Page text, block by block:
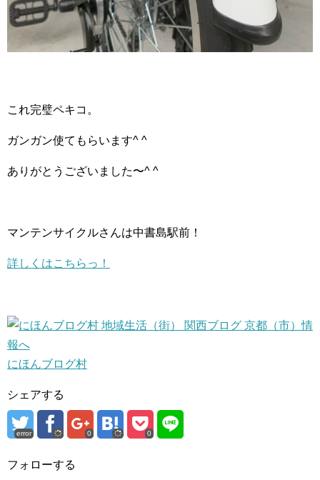
これ完璧ペキコ。
ガンガン使てもらいます^ ^
ありがとうございました〜^ ^
マンテンサイクルさんは中書島駅前！
詳しくはこちらっ！
にほんブログ村
シェアする
error 0 0
フォローする